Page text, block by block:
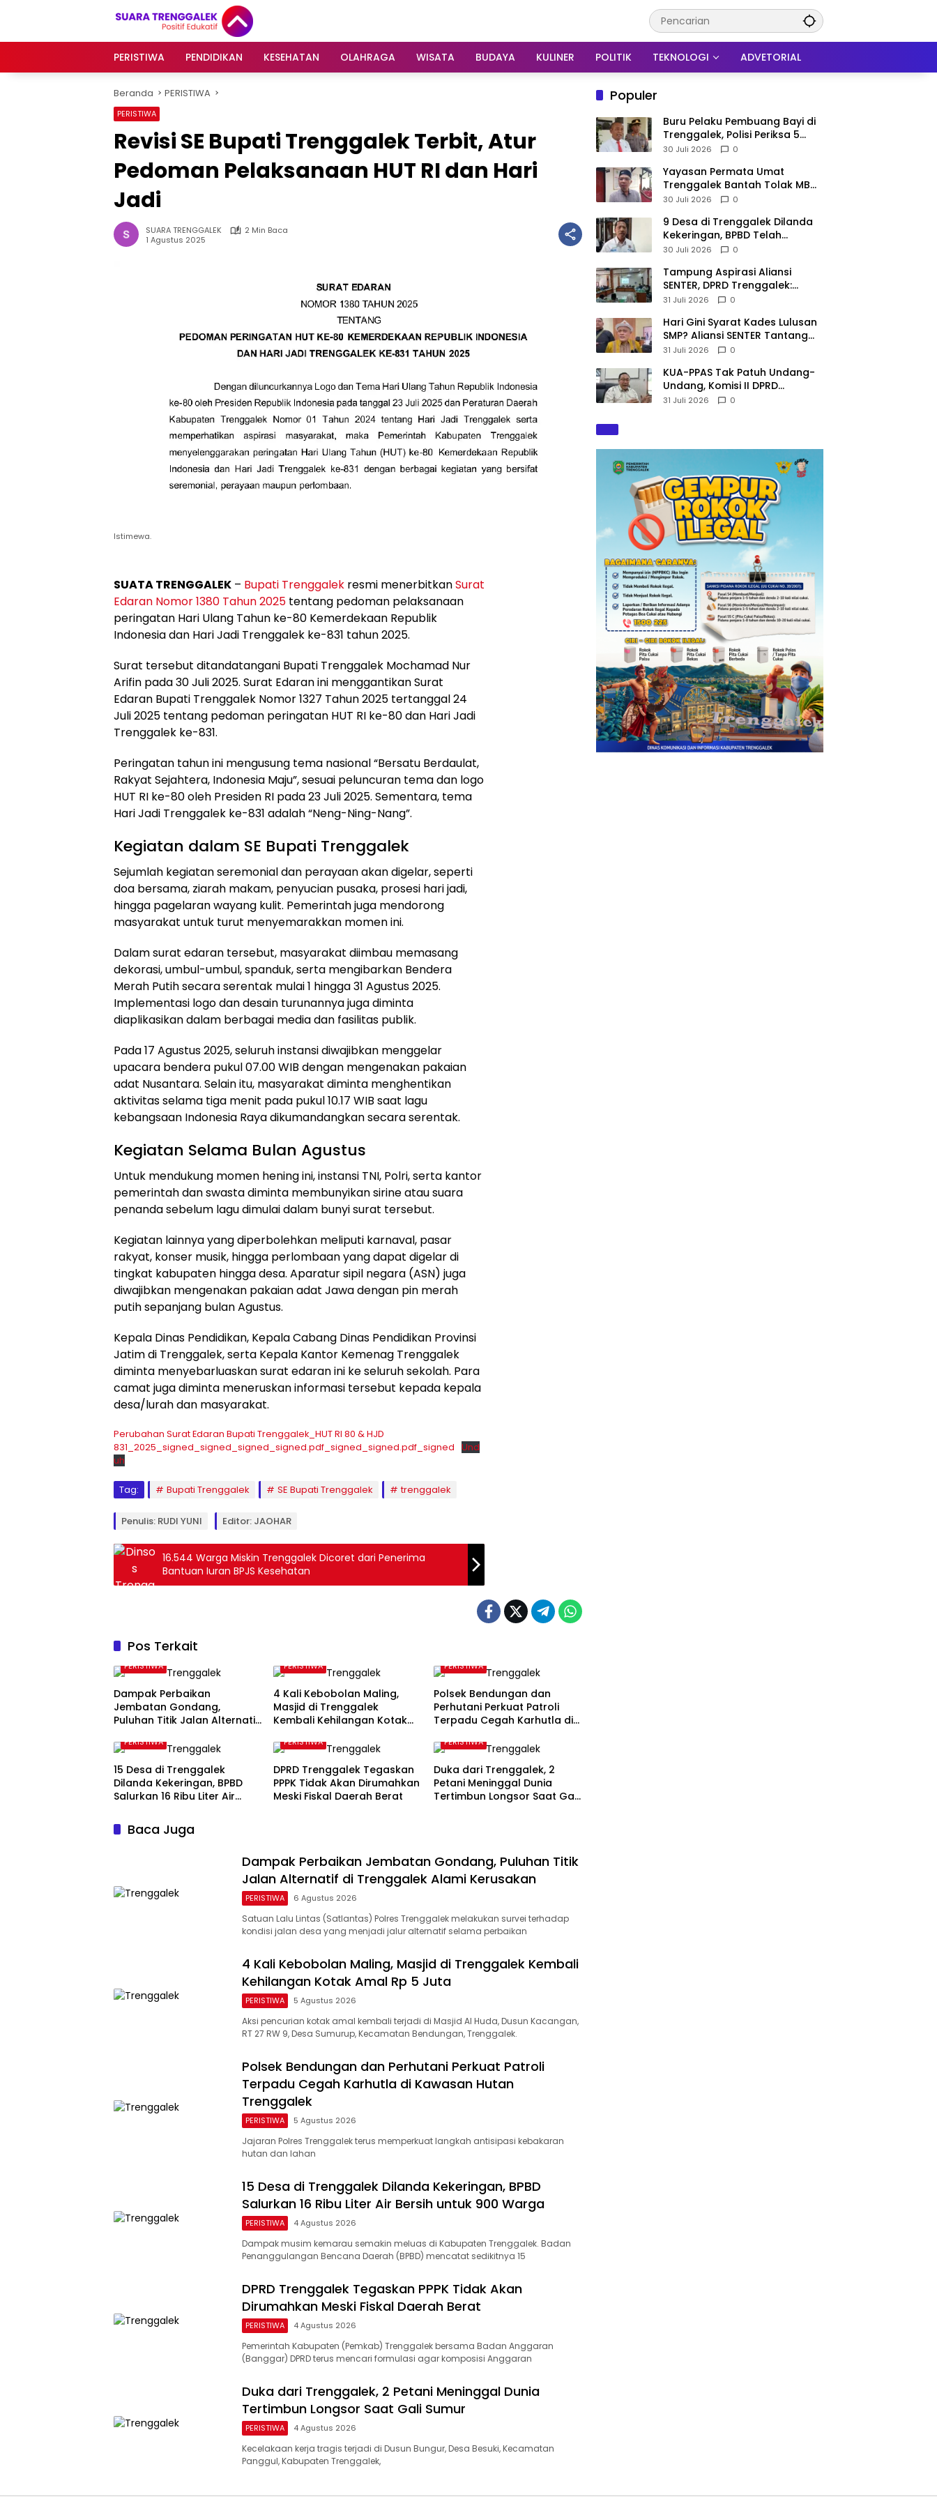
PERISTIWA
PENDIDIKAN KESEHATAN OLAHRAGA WISATA BUDAYA KULINER POLITIK TEKNOLOGI ADVETORIAL
Beranda PERISTIWA
PERISTIWA
Revisi SE Bupati Trenggalek Terbit, Atur
Pedoman Pelaksanaan HUT RI dan Hari
Jadi
SUARA TRENGGALEK
2 Min Baca
1 Agustus 2025
Istimewa.
SUATA TRENGGALEK – Bupati Trenggalek resmi menerbitkanSurat
Edaran Nomor 1380 Tahun 2025 tentang pedoman pelaksanaan
peringatan Hari Ulang Tahun ke-80 Kemerdekaan Republik
Indonesia dan Hari Jadi Trenggalek ke-831 tahun 2025.
Surat tersebut ditandatangani Bupati Trenggalek Mochamad Nur
Arifin pada 30 Juli 2025. Surat Edaran ini menggantikan Surat
Edaran Bupati Trenggalek Nomor 1327 Tahun 2025 tertanggal 24
Juli 2025 tentang pedoman peringatan HUT RI ke-80 dan Hari Jadi
Trenggalek ke-831.
Peringatan tahun ini mengusung tema nasional “Bersatu Berdaulat,
Rakyat Sejahtera, Indonesia Maju”, sesuai peluncuran tema dan logo
HUT RI ke-80 oleh Presiden RI pada 23 Juli 2025. Sementara, tema
Hari Jadi Trenggalek ke-831 adalah “Neng-Ning-Nang”.
Kegiatan dalam SE Bupati Trenggalek
Sejumlah kegiatan seremonial dan perayaan akan digelar, seperti
doa bersama, ziarah makam, penyucian pusaka, prosesi hari jadi,
hingga pagelaran wayang kulit. Pemerintah juga mendorong
masyarakat untuk turut menyemarakkan momen ini.
Dalam surat edaran tersebut, masyarakat diimbau memasang
dekorasi, umbul-umbul, spanduk, serta mengibarkan Bendera
Merah Putih secara serentak mulai 1 hingga 31 Agustus 2025.
Implementasi logo dan desain turunannya juga diminta
diaplikasikan dalam berbagai media dan fasilitas publik.
Pada 17 Agustus 2025, seluruh instansi diwajibkan menggelar
upacara bendera pukul 07.00 WIB dengan mengenakan pakaian
adat Nusantara. Selain itu, masyarakat diminta menghentikan
aktivitas selama tiga menit pada pukul 10.17 WIB saat lagu
kebangsaan Indonesia Raya dikumandangkan secara serentak.
Kegiatan Selama Bulan Agustus
Untuk mendukung momen hening ini, instansi TNI, Polri, serta kantor
pemerintah dan swasta diminta membunyikan sirine atau suara
penanda sebelum lagu dimulai dalam bunyi surat tersebut.
Kegiatan lainnya yang diperbolehkan meliputi karnaval, pasar
rakyat, konser musik, hingga perlombaan yang dapat digelar di
tingkat kabupaten hingga desa. Aparatur sipil negara (ASN) juga
diwajibkan mengenakan pakaian adat Jawa dengan pin merah
putih sepanjang bulan Agustus.
Kepala Dinas Pendidikan, Kepala Cabang Dinas Pendidikan Provinsi
Jatim di Trenggalek, serta Kepala Kantor Kemenag Trenggalek
diminta menyebarluaskan surat edaran ini ke seluruh sekolah. Para
camat juga diminta meneruskan informasi tersebut kepada kepala
desa/lurah dan masyarakat.
Perubahan Surat Edaran Bupati Trenggalek_HUT RI 80 & HJD
831_2025_signed_signed_signed_signed.pdf_signed_signed.pdf_signed
Und
uh
Tag: Bupati Trenggalek SE Bupati Trenggalek trenggalek
Penulis: RUDI YUNI Editor: JAOHAR
16.544 Warga Miskin Trenggalek Dicoret dari Penerima
Bantuan Iuran BPJS Kesehatan
Pos Terkait
PERISTIWA
Dampak Perbaikan
Jembatan Gondang,
Puluhan Titik Jalan Alternatif
Kerusakan
PERISTIWA
4 Kali Kebobolan Maling,
Masjid di Trenggalek
Kembali Kehilangan Kotak
PERISTIWA
Polsek Bendungan dan
Perhutani Perkuat Patroli
Terpadu Cegah Karhutla di
PERISTIWA
15 Desa di Trenggalek
Dilanda Kekeringan, BPBD
Salurkan 16 Ribu Liter Air
PERISTIWA
DPRD Trenggalek Tegaskan
PPPK Tidak Akan Dirumahkan
Meski Fiskal Daerah Berat
PERISTIWA
Duka dari Trenggalek, 2
Petani Meninggal Dunia
Tertimbun Longsor Saat Gali
Baca Juga
Dampak Perbaikan Jembatan Gondang, Puluhan Titik
Jalan Alternatif di Trenggalek Alami Kerusakan
PERISTIWA 6 Agustus 2026
Satuan Lalu Lintas (Satlantas) Polres Trenggalek melakukan survei terhadap
kondisi jalan desa yang menjadi jalur alternatif selama perbaikan
4 Kali Kebobolan Maling, Masjid di Trenggalek Kembali
Kehilangan Kotak Amal Rp 5 Juta
PERISTIWA 5 Agustus 2026
Aksi pencurian kotak amal kembali terjadi di Masjid Al Huda, Dusun Kacangan,
RT 27 RW 9, Desa Sumurup, Kecamatan Bendungan, Trenggalek.
Polsek Bendungan dan Perhutani Perkuat Patroli
Terpadu Cegah Karhutla di Kawasan Hutan
Trenggalek
PERISTIWA 5 Agustus 2026
Jajaran Polres Trenggalek terus memperkuat langkah antisipasi kebakaran
hutan dan lahan
15 Desa di Trenggalek Dilanda Kekeringan, BPBD
Salurkan 16 Ribu Liter Air Bersih untuk 900 Warga
PERISTIWA 4 Agustus 2026
Dampak musim kemarau semakin meluas di Kabupaten Trenggalek. Badan
Penanggulangan Bencana Daerah (BPBD) mencatat sedikitnya 15
DPRD Trenggalek Tegaskan PPPK Tidak Akan
Dirumahkan Meski Fiskal Daerah Berat
PERISTIWA 4 Agustus 2026
Pemerintah Kabupaten (Pemkab) Trenggalek bersama Badan Anggaran
(Banggar) DPRD terus mencari formulasi agar komposisi Anggaran
Duka dari Trenggalek, 2 Petani Meninggal Dunia
Tertimbun Longsor Saat Gali Sumur
PERISTIWA 4 Agustus 2026
Kecelakaan kerja tragis terjadi di Dusun Bungur, Desa Besuki, Kecamatan
Panggul, Kabupaten Trenggalek,
Populer
Buru Pelaku Pembuang Bayi di
Trenggalek, Polisi Periksa 5
Saksi Serta Cek Data Ibu
30 Juli 2026 0
Yayasan Permata Umat
Trenggalek Bantah Tolak MBG,
Penghentian Distribusi
Surodakan
30 Juli 2026 0
9 Desa di Trenggalek Dilanda
Kekeringan, BPBD Telah
Salurkan 24 Ribu Liter Air Bersih
30 Juli 2026 0
Tampung Aspirasi Aliansi
SENTER, DPRD Trenggalek:
Bahan Penyempurnaan
31 Juli 2026 0
Hari Gini Syarat Kades Lulusan
SMP? Aliansi SENTER Tantang
DPRD Trenggalek Berani
31 Juli 2026 0
KUA-PPAS Tak Patuh Undang-
Undang, Komisi II DPRD
Trenggalek: APBD 2027
31 Juli 2026 0